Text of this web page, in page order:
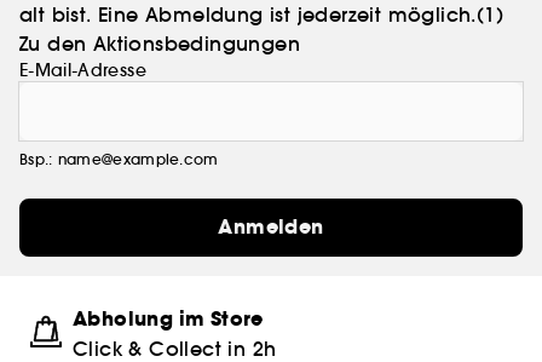
alt bist. Eine Abmeldung ist jederzeit möglich.(1)
Zu den Aktionsbedingungen
E-Mail-Adresse
Bsp.: name@example.com
Anmelden
Abholung im Store
Click & Collect in 2h